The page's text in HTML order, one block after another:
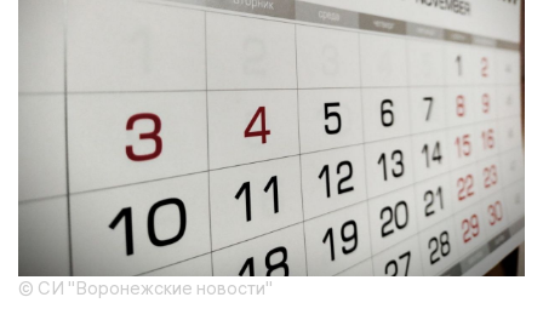
© СИ "Воронежские новости"